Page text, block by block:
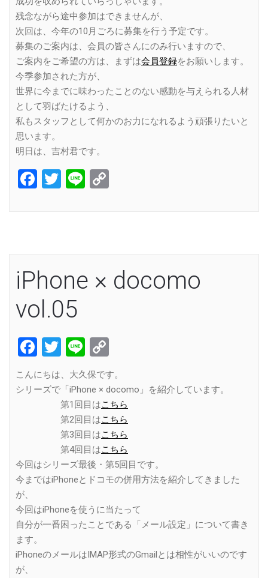
残念ながら途中参加はできませんが、
次回は、今年の10月ごろに募集を行う予定です。
募集のご案内は、会員の皆さんにのみ行いますので、
ご案内をご希望の方は、まずは会員登録をお願いします。
今季参加された方が、
世界に今までに味わったことのない感動を与えられる人材
として羽ばたけるよう、
私もスタッフとして何かのお力になれるよう頑張りたいと
思います。
明日は、吉村君です。
Facebook
Twitter
Line
iPhone × docomo
vol.05
Facebook
Twitter
Line
Link
こんにちは、大久保です。
シリーズで「iPhone × docomo」を紹介しています。
第1回目はこちら
第2回目はこちら
第3回目はこちら
第4回目はこちら
今回はシリーズ最後・第5回目です。
今まではiPhoneとドコモの併用方法を紹介してきました
が、
今回はiPhoneを使うに当たって
自分が一番困ったことである「メール設定」について書き
ます。
iPhoneのメールはIMAP形式のGmailとは相性がいいのです
が、